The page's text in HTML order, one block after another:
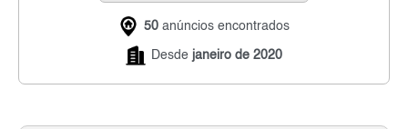
50 anúncios encontrados
Desde janeiro de 2020